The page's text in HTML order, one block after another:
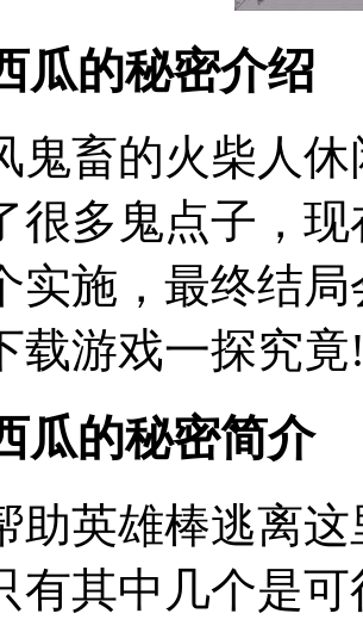
瓜的秘密介绍
鬼畜的火柴人
很多鬼点子，
实施，最终结
载游戏一探究竟
瓜的秘密简介
助英雄棒逃离
有其中几个是